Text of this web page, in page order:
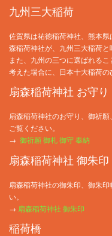
九州三大稲荷
佐賀県は祐徳稲荷神社、熊本
森稲荷神社が、九州三大稲荷と
また、九州の三つに選ばれる
考えた場合に、日本十大稲荷の
扇森稲荷神社 お守り
扇森稲荷神社のお守り、御祈
ご覧ください。
→ 御祈願 御札 御守 奉納
扇森稲荷神社 御朱印
扇森稲荷神社の御朱印、御朱
い。
→ 扇森稲荷神社 御朱印
稲荷橋